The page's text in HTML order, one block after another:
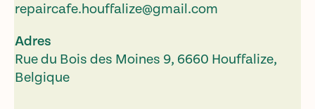
repaircafe.houffalize@gmail.com
Adres
Rue du Bois des Moines 9, 6660 Houffalize,
Belgique